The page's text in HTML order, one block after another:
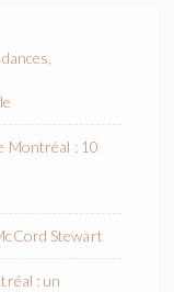
Montréal : 10
Stewart
: un